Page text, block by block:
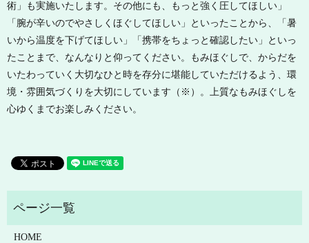
術」も実施いたします。その他にも、もっと強く圧してほしい」
「腕が辛いのでやさしくほぐしてほしい」といったことから、「暑
いから温度を下げてほしい」「携帯をちょっと確認したい」といっ
たことまで、なんなりと仰ってください。もみほぐしで、からだを
いたわっていく大切なひと時を存分に堪能していただけるよう、環
境・雰囲気づくりを大切にしています（※）。上質なもみほぐしを
心ゆくまでお楽しみください。
HOME